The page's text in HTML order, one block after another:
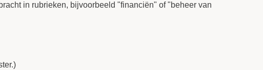
in rubrieken, bijvoorbeeld "financiën" of "beheer van